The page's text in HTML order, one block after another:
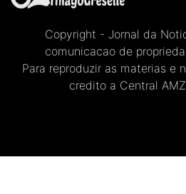
Copyright - Jornal da
comunicacao de
Para reproduzir as materias e
credito a Central